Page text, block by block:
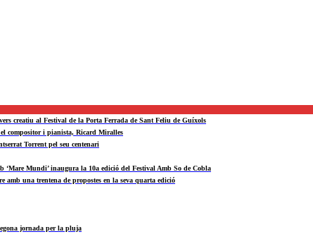
creatiu al Festival de la Porta Ferrada de Sant Feliu de Guíxols
compositor i pianista, Ricard Miralles
Torrent pel seu centenari
Mundi’ inaugura la 10a edició del Festival Amb So de Cobla
amb una trentena de propostes en la seva quarta edició
jornada per la pluja